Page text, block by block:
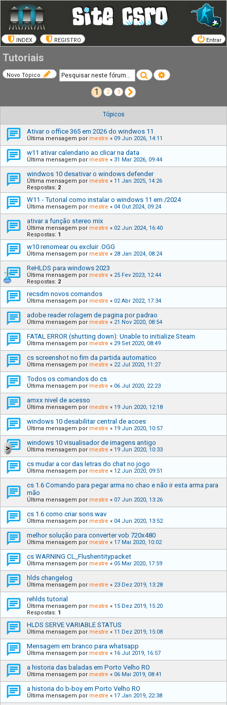
INDEX REGISTRO Entrar
Tutoriais
Novo Tópico PesquisarPesquisa avançada
1 2 3
Tópicos
Ativar o office 365 em 2026 do windwos 11
Última mensagem por mestre « 09 Jun 2026, 14:11
w11 ativar calendario ao clicar na data
Última mensagem por mestre « 31 Mar 2026, 09:44
windwos 10 desativar o windows defender
Última mensagem por mestre « 11 Jan 2025, 14:26
Respostas: 2
W11 - Tutorial como instalar o windows 11 em /2024
Última mensagem por mestre « 04 Out 2024, 09:24
ativar a função stereo mix
Última mensagem por mestre « 02 Jun 2024, 16:40
Respostas: 1
w10 renomear ou excluir .OGG
Última mensagem por mestre « 28 Jan 2024, 08:24
ReHLDS para windows 2023
Última mensagem por mestre « 25 Fev 2023, 12:44
Respostas: 2
recsdm novos comandos
Última mensagem por mestre « 02 Abr 2022, 17:34
adobe reader rolagem de pagina por padrao
Última mensagem por mestre « 21 Nov 2020, 08:54
FATAL ERROR (shutting down): Unable to initialize Steam.
Última mensagem por mestre « 29 Set 2020, 08:49
cs screenshot no fim da partida automatico
Última mensagem por mestre « 22 Jul 2020, 11:27
Todos os comandos do cs
Última mensagem por mestre « 06 Jul 2020, 22:23
amxx nivel de acesso
Última mensagem por mestre « 19 Jun 2020, 12:18
windows 10 desabilitar central de acoes
Última mensagem por mestre « 19 Jun 2020, 10:57
windows 10 visualisador de imagens antigo
Última mensagem por mestre « 19 Jun 2020, 10:33
cs mudar a cor das letras do chat no jogo
Última mensagem por mestre « 12 Jun 2020, 09:51
cs 1.6 Comando para pegar arma no chao e não ir esta arma para
mão
Última mensagem por mestre « 07 Jun 2020, 13:26
cs 1.6 como criar sons wav
Última mensagem por mestre « 04 Jun 2020, 13:52
melhor solução para converter vob 720x480
Última mensagem por mestre « 17 Mai 2020, 10:02
cs WARNING CL_Flushentitypacket
Última mensagem por mestre « 05 Mar 2020, 17:59
hlds changelog
Última mensagem por mestre « 23 Dez 2019, 13:28
rehlds tutorial
Última mensagem por mestre « 15 Dez 2019, 15:20
Respostas: 1
HLDS SERVE VARIABLE STATUS
Última mensagem por mestre « 11 Dez 2019, 15:08
Mensagem em branco para whatsapp
Última mensagem por mestre « 16 Jul 2019, 16:57
a historia das baladas em Porto Velho RO
Última mensagem por mestre « 06 Mai 2019, 08:41
a historia do b-boy em Porto Velho RO
Última mensagem por mestre « 17 Jan 2019, 22:38